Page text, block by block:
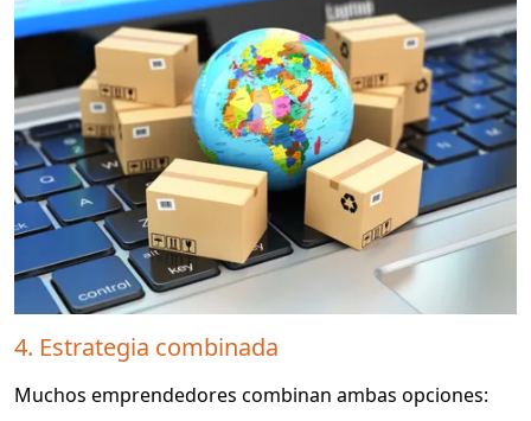
4. Estrategia combinada
Muchos emprendedores combinan ambas opciones: